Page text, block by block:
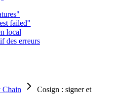
failed"
local
des erreurs
Chain
Cosign : signer et